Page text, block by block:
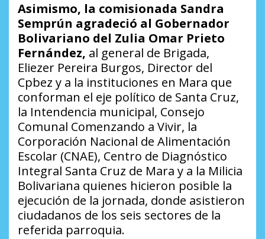
Asimismo, la comisionada Sandra
Semprún agradeció al Gobernador
Bolivariano del Zulia Omar Prieto
Fernández, al general de Brigada,
Eliezer Pereira Burgos, Director del
Cpbez y a la instituciones en Mara que
conforman el eje político de Santa Cruz,
la Intendencia municipal, Consejo
Comunal Comenzando a Vivir, la
Corporación Nacional de Alimentación
Escolar (CNAE), Centro de Diagnóstico
Integral Santa Cruz de Mara y a la Milicia
Bolivariana quienes hicieron posible la
ejecución de la jornada, donde asistieron
ciudadanos de los seis sectores de la
referida parroquia.